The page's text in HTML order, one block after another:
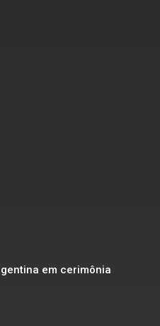
em cerimônia